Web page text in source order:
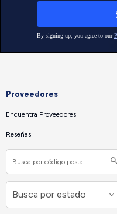
Proveedores
Encuentra Proveedores
Reseñas